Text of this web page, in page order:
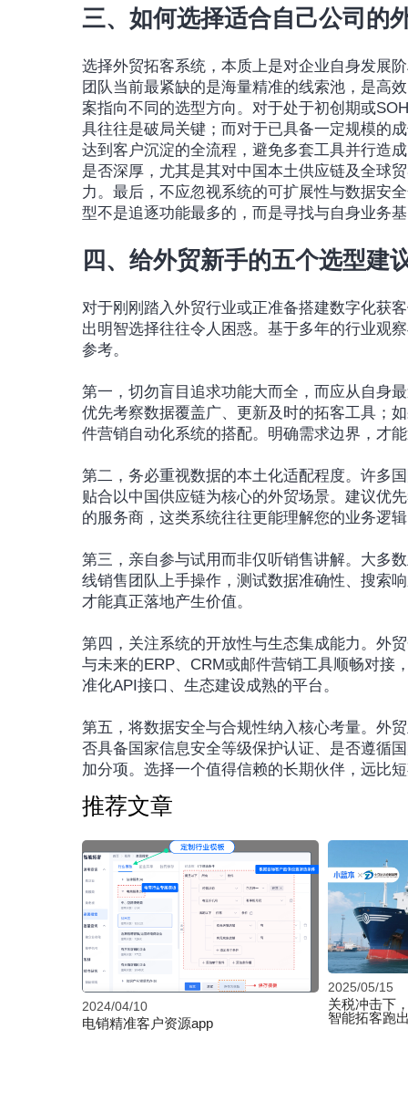
三、如何选择适合自己公司的
选择外贸拓客系统，本质上是对企业自身发展
团队当前最紧缺的是海量精准的线索池，是高
案指向不同的选型方向。对于处于初创期或
具往往是破局关键；而对于已具备一定规模的
达到客户沉淀的全流程，避免多套工具并行造
是否深厚，尤其是其对中国本土供应链及全球
力。最后，不应忽视系统的可扩展性与数据安
型不是追逐功能最多的，而是寻找与自身业务
四、给外贸新手的五个选型建
对于刚刚踏入外贸行业或正准备搭建数字化获
出明智选择往往令人困惑。基于多年的行业观
参考。
第一，切勿盲目追求功能大而全，而应从自身
优先考察数据覆盖广、更新及时的拓客工具；
件营销自动化系统的搭配。明确需求边界，才
第二，务必重视数据的本土化适配程度。许多
贴合以中国供应链为核心的外贸场景。建议优
的服务商，这类系统往往更能理解您的业务逻
第三，亲自参与试用而非仅听销售讲解。大多
线销售团队上手操作，测试数据准确性、搜索
才能真正落地产生价值。
第四，关注系统的开放性与生态集成能力。外
与未来的ERP、CRM或邮件营销工具顺畅对接
准化API接口、生态建设成熟的平台。
第五，将数据安全与合规性纳入核心考量。外
否具备国家信息安全等级保护认证、是否遵循
加分项。选择一个值得信赖的长期伙伴，远比
推荐文章
2024/04/10
电销精准客户资源app
2025/05/15
关税冲击下
智能拓客跑